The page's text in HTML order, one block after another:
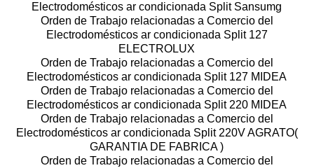
Electrodomésticos ar condicionada Split Sansumg
Orden de Trabajo relacionadas a Comercio del
Electrodomésticos ar condicionada Split 127
ELECTROLUX
Orden de Trabajo relacionadas a Comercio del
Electrodomésticos ar condicionada Split 127 MIDEA
Orden de Trabajo relacionadas a Comercio del
Electrodomésticos ar condicionada Split 220 MIDEA
Orden de Trabajo relacionadas a Comercio del
Electrodomésticos ar condicionada Split 220V AGRATO(
GARANTIA DE FABRICA )
Orden de Trabajo relacionadas a Comercio del